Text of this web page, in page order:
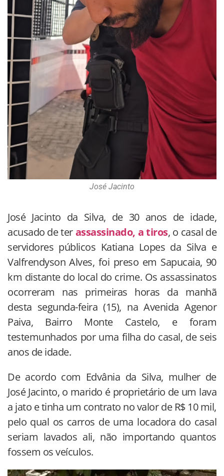
José Jacinto
José Jacinto da Silva, de 30 anos de idade,
acusado de terassassinado, a tiros, o casal de
servidores públicos Katiana Lopes da Silva e
Valfrendyson Alves, foi preso em Sapucaia, 90
km distante do local do crime. Os assassinatos
ocorreram nas primeiras horas da manhã
desta segunda-feira (15), na Avenida Agenor
Paiva, Bairro Monte Castelo, e foram
testemunhados por uma filha do casal, de seis
anos de idade.
De acordo com Edvânia da Silva, mulher de
José Jacinto, o marido é proprietário de um lava
a jato e tinha um contrato no valor de R$ 10 mil,
pelo qual os carros de uma locadora do casal
seriam lavados ali, não importando quantos
fossem os veículos.